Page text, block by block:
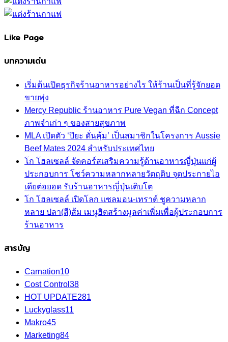
Like Page
บทความเด่น
เริ่มต้นเปิดธุรกิจร้านอาหารอย่างไร ให้ร้านเป็นที่รู้จักยอด
ขายพุ่ง
Mercy Republic ร้านอาหาร Pure Vegan ที่ฉีก Concept
ภาพจำเก่า ๆ ของสายสุขภาพ
MLA เปิดตัว ‘ปิยะ ดั่นคุ้ม’ เป็นสมาชิกในโครงการ Aussie
Beef Mates 2024 สำหรับประเทศไทย
โก โฮลเซลล์ จัดคอร์สเสริมความรู้ด้านอาหารญี่ปุ่นแก่ผู้
ประกอบการ โชว์ความหลากหลายวัตถุดิบ จุดประกายไอ
เดียต่อยอด รับร้านอาหารญี่ปุ่นเติบโต
โก โฮลเซลล์ เปิดโลก แซลมอน-เทราต์ ชูความหลาก
หลาย ปลา(สี)ส้ม เมนูฮิตสร้างมูลค่าเพิ่มเพื่อผู้ประกอบการ
ร้านอาหาร
สารบัญ
Carnation10
Cost Control 38
HOT UPDATE281
Luckyglass11
Makro45
Marketing84